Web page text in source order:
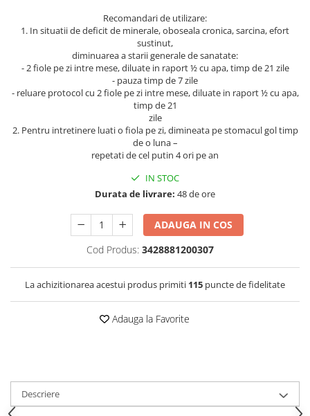
Recomandari de utilizare:
1. In situatii de deficit de minerale, oboseala cronica, sarcina, efort
sustinut,
diminuarea a starii generale de sanatate:
- 2 fiole pe zi intre mese, diluate in raport ½ cu apa, timp de 21 zile
- pauza timp de 7 zile
- reluare protocol cu 2 fiole pe zi intre mese, diluate in raport ½ cu apa,
timp de 21
zile
2. Pentru intretinere luati o fiola pe zi, dimineata pe stomacul gol timp
de o luna –
repetati de cel putin 4 ori pe an
IN STOC
Durata de livrare: 48 de ore
ADAUGA IN COS
Cod Produs: 3428881200307
La achizitionarea acestui produs primiti 115 puncte de fidelitate
Adauga la Favorite
Descriere